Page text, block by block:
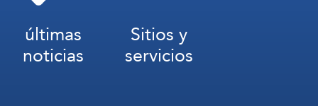
últimas
noticias
Sitios y
servicios